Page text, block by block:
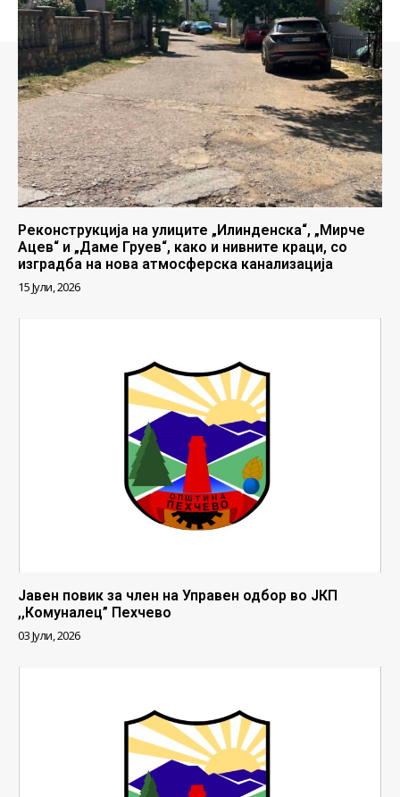
Реконструкција на улиците „Илинденска“, „Мирче
Ацев“ и „Даме Груев“, како и нивните краци, со
изградба на нова атмосферска канализација
15 Јули, 2026
Јавен повик за член на Управен одбор во ЈКП
,,Комуналец” Пехчево
03 Јули, 2026